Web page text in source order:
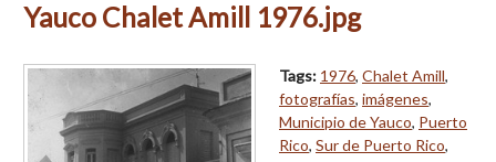
Yauco Chalet Amill 1976.jpg
Tags: 1976, Chalet Amill,
fotografías, imágenes,
Municipio de Yauco, Puerto
Rico, Sur de Puerto Rico,